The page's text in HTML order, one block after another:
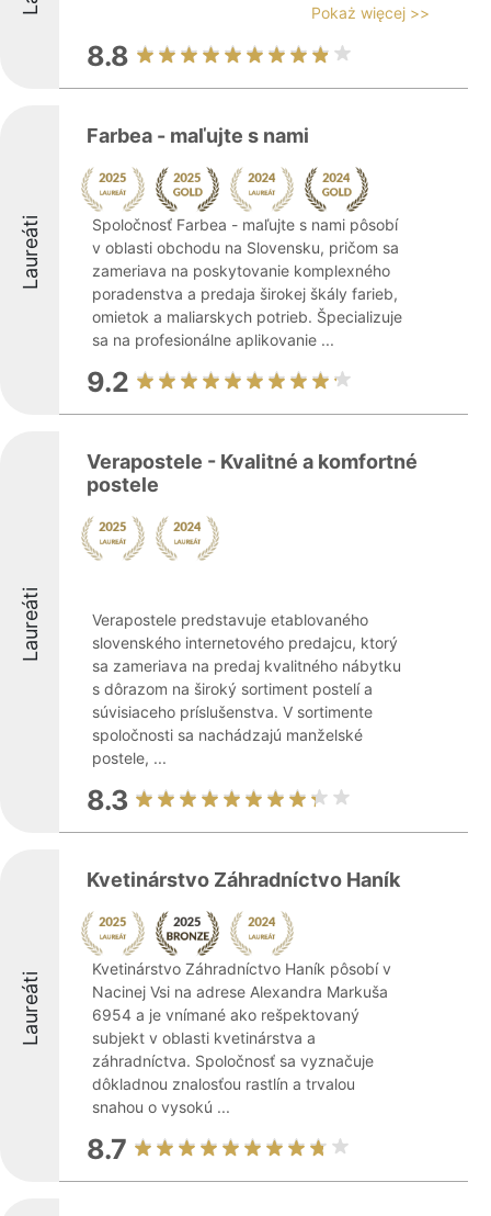
Pokaż więcej >>
8.8
Laureáti
Farbea - maľujte s nami
Spoločnosť Farbea - maľujte s nami pôsobí
v oblasti obchodu na Slovensku, pričom sa
zameriava na poskytovanie komplexného
poradenstva a predaja širokej škály farieb,
omietok a maliarskych potrieb. Špecializuje
sa na profesionálne aplikovanie ...
9.2
Laureáti
Verapostele - Kvalitné a komfortné
postele
Verapostele predstavuje etablovaného
slovenského internetového predajcu, ktorý
sa zameriava na predaj kvalitného nábytku
s dôrazom na široký sortiment postelí a
súvisiaceho príslušenstva. V sortimente
spoločnosti sa nachádzajú manželské
postele, ...
8.3
Laureáti
Kvetinárstvo Záhradníctvo Haník
Kvetinárstvo Záhradníctvo Haník pôsobí v
Nacinej Vsi na adrese Alexandra Markuša
6954 a je vnímané ako rešpektovaný
subjekt v oblasti kvetinárstva a
záhradníctva. Spoločnosť sa vyznačuje
dôkladnou znalosťou rastlín a trvalou
snahou o vysokú ...
8.7